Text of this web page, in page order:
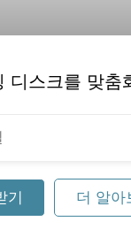
디스크를 맞춤
더 알아